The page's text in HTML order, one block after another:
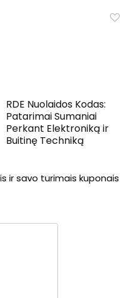
RDE Nuolaidos Kodas:
Patarimai Sumaniai
Perkant Elektroniką ir
Buitinę Techniką
ir savo turimais kuponais